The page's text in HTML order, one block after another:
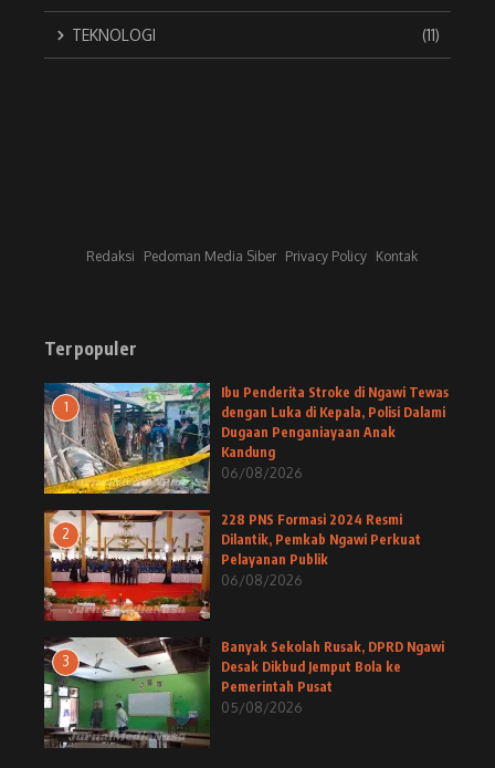
TEKNOLOGI (11)
Redaksi Pedoman Media Siber Privacy Policy Kontak
Terpopuler
1
Ibu Penderita Stroke di Ngawi Tewas
dengan Luka di Kepala, Polisi Dalami
Dugaan Penganiayaan Anak
Kandung
06/08/2026
2
228 PNS Formasi 2024 Resmi
Dilantik, Pemkab Ngawi Perkuat
Pelayanan Publik
06/08/2026
3
Banyak Sekolah Rusak, DPRD Ngawi
Desak Dikbud Jemput Bola ke
Pemerintah Pusat
05/08/2026